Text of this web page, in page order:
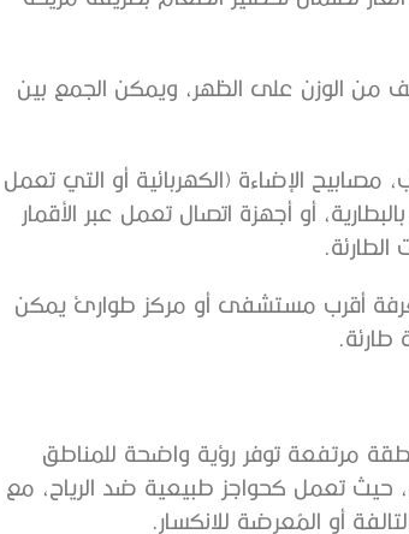
من الوزن على الظهر، ويمكن الجمع بين
مصابيح الإضاءة (الكهربائية أو التي تعمل
أو أجهزة اتصال تعمل عبر الأقمار
أقرب مستشفى أو مركز طوارئ يمكن
مرتفعة توفر رؤية واضحة للمناطق
حيث تعمل كحواجز طبيعية ضد الرياح، مع
أو المُعرضة للانكسار.